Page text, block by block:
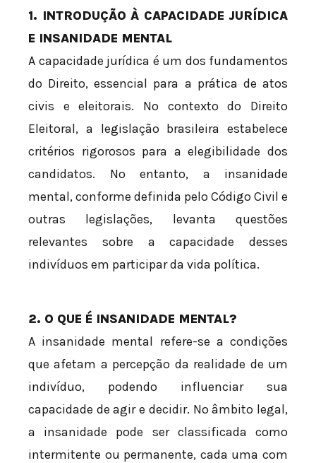
1. INTRODUÇÃO À CAPACIDADE JURÍDICA
E INSANIDADE MENTAL
A capacidade jurídica é um dos fundamentos
do Direito, essencial para a prática de atos
civis e eleitorais. No contexto do Direito
Eleitoral, a legislação brasileira estabelece
critérios rigorosos para a elegibilidade dos
candidatos. No entanto, a insanidade
mental, conforme definida pelo Código Civil e
outras legislações, levanta questões
relevantes sobre a capacidade desses
indivíduos em participar da vida política.
2. O QUE É INSANIDADE MENTAL?
A insanidade mental refere-se a condições
que afetam a percepção da realidade de um
indivíduo, podendo influenciar sua
capacidade de agir e decidir. No âmbito legal,
a insanidade pode ser classificada como
intermitente ou permanente, cada uma com